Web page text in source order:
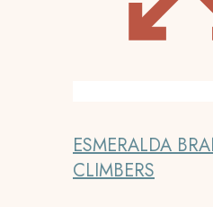
ESMERALDA
CLIMBERS